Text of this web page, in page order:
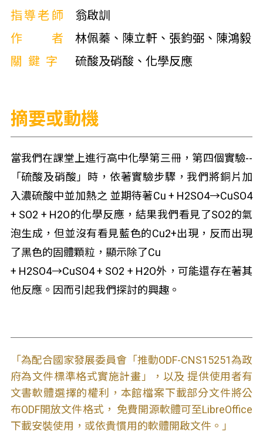
指導老師
翁啟訓
作者
林佩蓁、陳立軒、張鈞弼、陳鴻毅
關鍵字
硫酸及硝酸、化學反應
摘要或動機
當我們在課堂上進行高中化學第三冊，第四個實驗--
「硫酸及硝酸」時，依著實驗步驟，我們將銅片加
入濃硫酸中並加熱之 並期待著Cu + H2SO4→CuSO4
+ SO2 + H2O的化學反應，結果我們看見了SO2的氣
泡生成，但並沒有看見藍色的Cu2+出現，反而出現
了黑色的固體顆粒，顯示除了Cu
+ H2SO4→CuSO4+ SO2 + H2O外，可能還存在著其
他反應。因而引起我們探討的興趣。
「為配合國家發展委員會「推動ODF-CNS15251為政
府為文件標準格式實施計畫」，以及 提供使用者有
文書軟體選擇的權利，本館檔案下載部分文件將公
布ODF開放文件格式， 免費開源軟體可至LibreOffice
下載安裝使用，或依貴慣用的軟體開啟文件。」